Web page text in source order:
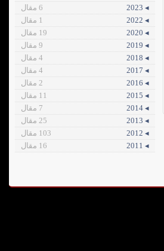
◂ 2023
6 مقال
◂ 2022
1 مقال
◂ 2020
19 مقال
◂ 2019
9 مقال
◂ 2018
4 مقال
◂ 2017
4 مقال
◂ 2016
2 مقال
◂ 2015
11 مقال
◂ 2014
7 مقال
◂ 2013
25 مقال
◂ 2012
103 مقال
◂ 2011
16 مقال